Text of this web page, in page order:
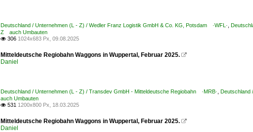
Deutschland / Unternehmen (L - Z) / Wedler Franz Logistik GmbH & Co. KG, Potsdam ·WFL·
Z auch Umbauten
 306 1024x683 Px, 09.08.2025
Mitteldeutsche Regiobahn Waggons in Wuppertal, Februar 2025. 
Daniel
Deutschland / Unternehmen (L - Z) / Transdev GmbH - Mitteldeutsche Regiobahn ·MRB· Deutschland
auch Umbauten
 531 1200x800 Px, 18.03.2025
Mitteldeutsche Regiobahn Waggons in Wuppertal, Februar 2025. 
Daniel